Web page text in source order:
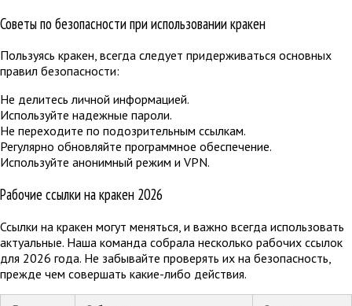
Советы по безопасности при использовании кракен
Пользуясь кракен, всегда следует придерживаться основных
правил безопасности:
Не делитесь личной информацией.
Используйте надежные пароли.
Не переходите по подозрительным ссылкам.
Регулярно обновляйте программное обеспечение.
Используйте анонимный режим и VPN.
Рабочие ссылки на кракен 2026
Ссылки на кракен могут меняться, и важно всегда использовать
актуальные. Наша команда собрала несколько рабочих ссылок
для 2026 года. Не забывайте проверять их на безопасность,
прежде чем совершать какие-либо действия.